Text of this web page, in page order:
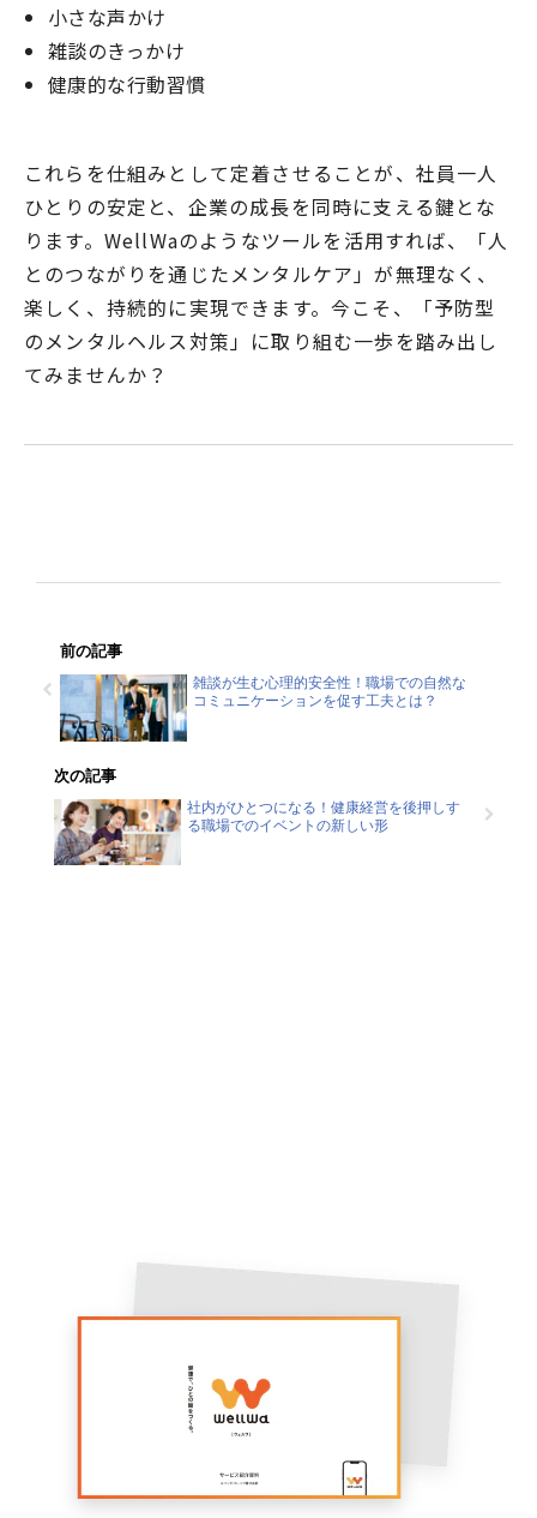
小さな声かけ
雑談のきっかけ
健康的な行動習慣
これらを仕組みとして定着させることが、社員一人
ひとりの安定と、企業の成長を同時に支える鍵とな
ります。WellWaのようなツールを活用すれば、「人
とのつながりを通じたメンタルケア」が無理なく、
楽しく、持続的に実現できます。今こそ、「予防型
のメンタルヘルス対策」に取り組む一歩を踏み出し
てみませんか？
前の記事
雑談が生む心理的安全性！職場での自然な
コミュニケーションを促す工夫とは？
次の記事
社内がひとつになる！健康経営を後押しす
る職場でのイベントの新しい形